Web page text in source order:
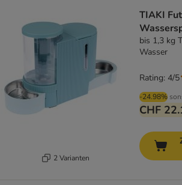
2 Varianten
TIAKI
bis 1,3 kg
Wasser
-24.98%
CHF
Rating: 4/5